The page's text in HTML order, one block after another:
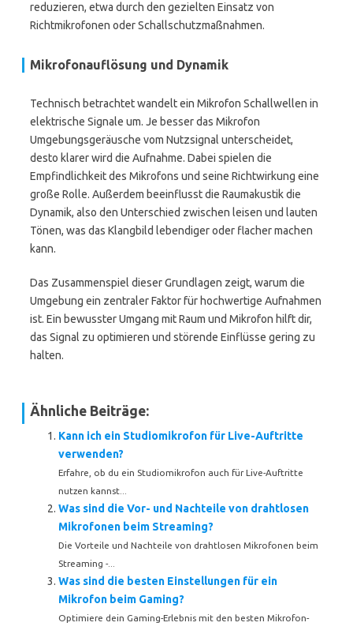
reduzieren, etwa durch den gezielten Einsatz von
Richtmikrofonen oder Schallschutzmaßnahmen.
Mikrofonauflösung und Dynamik
Technisch betrachtet wandelt ein Mikrofon Schallwellen in
elektrische Signale um. Je besser das Mikrofon
Umgebungsgeräusche vom Nutzsignal unterscheidet,
desto klarer wird die Aufnahme. Dabei spielen die
Empfindlichkeit des Mikrofons und seine Richtwirkung eine
große Rolle. Außerdem beeinflusst die Raumakustik die
Dynamik, also den Unterschied zwischen leisen und lauten
Tönen, was das Klangbild lebendiger oder flacher machen
kann.
Das Zusammenspiel dieser Grundlagen zeigt, warum die
Umgebung ein zentraler Faktor für hochwertige Aufnahmen
ist. Ein bewusster Umgang mit Raum und Mikrofon hilft dir,
das Signal zu optimieren und störende Einflüsse gering zu
halten.
Ähnliche Beiträge:
Kann ich ein Studiomikrofon für Live-Auftritte
verwenden?
Erfahre, ob du ein Studiomikrofon auch für Live-Auftritte
nutzen kannst...
Was sind die Vor- und Nachteile von drahtlosen
Mikrofonen beim Streaming?
Die Vorteile und Nachteile von drahtlosen Mikrofonen beim
Streaming -...
Was sind die besten Einstellungen für ein
Mikrofon beim Gaming?
Optimiere dein Gaming-Erlebnis mit den besten Mikrofon-